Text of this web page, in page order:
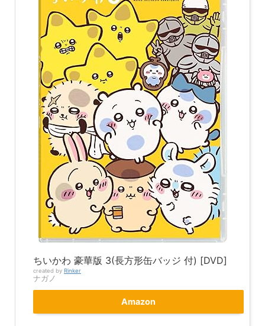
ちいかわ 豪華版 3(長方形缶バッジ 付) [DVD]
created by Rinker
ナガノ
Amazon